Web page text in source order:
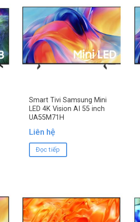
Smart Tivi Samsung Mini
LED 4K Vision AI 55 inch
UA55M71H
Liên hệ
Đọc tiếp